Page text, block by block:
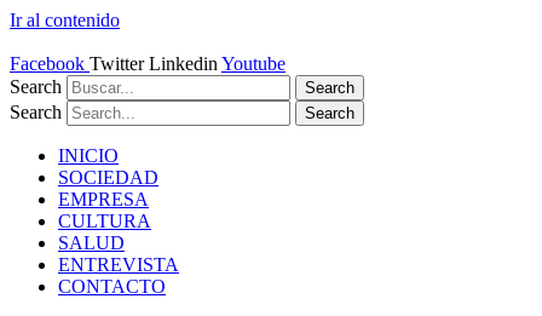
Ir al contenido
Facebook Twitter Linkedin Youtube
Search
Search
Search Search
INICIO
SOCIEDAD
EMPRESA
CULTURA
SALUD
ENTREVISTA
CONTACTO